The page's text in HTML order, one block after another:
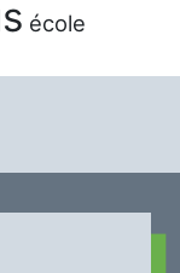
école